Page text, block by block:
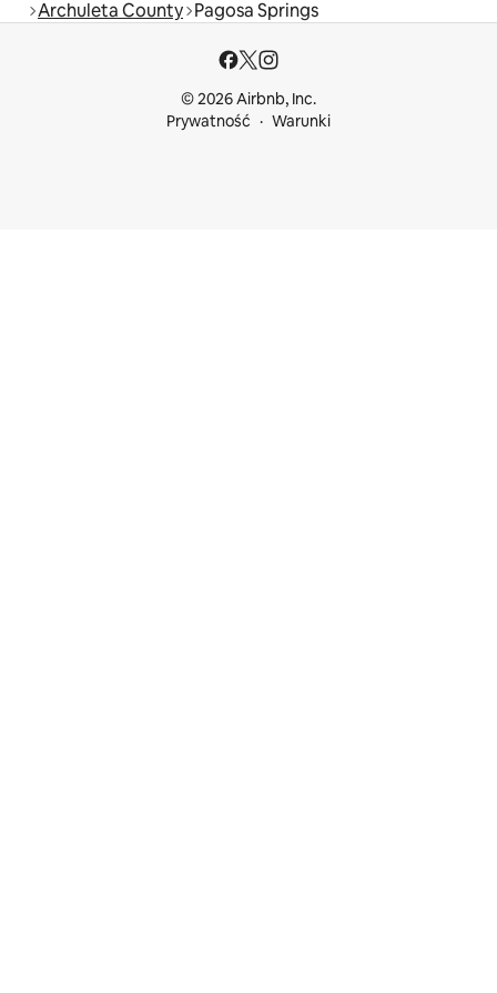
Archuleta County Pagosa Springs
© 2026 Airbnb, Inc.
Prywatność
Warunki